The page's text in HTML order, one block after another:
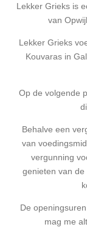
Lekker Grieks is
van
Lekker Grieks
Kouvaras in
Op de volgende
Behalve een
van
vergunning
genieten van
De
mag me